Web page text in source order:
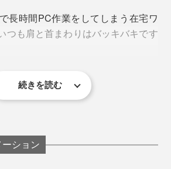
えるなら、「湯船に浸かっているよ
伝わり、心までほどけるような温も
長時間PC作業をしてしまう在宅ワ
つも肩と首まわりはバッキバキです
てストレッチするも、なんだかずっ
らんぼ温浴”が心と体に沁みるので
続きを読む
ション